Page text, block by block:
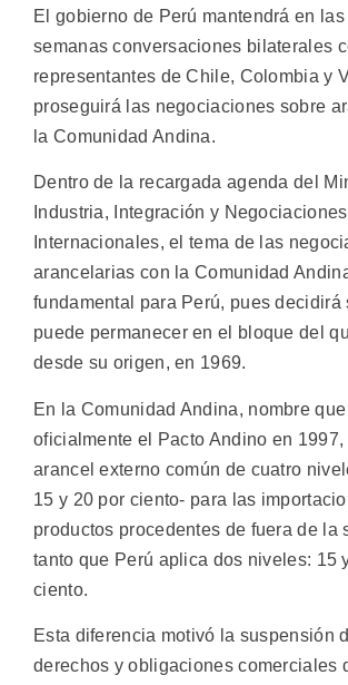
El gobierno de Perú mantendrá en
semanas conversaciones bilaterales
representantes de Chile, Colombia y
proseguirá las negociaciones sobre
la Comunidad Andina.
Dentro de la recargada agenda del
Industria, Integración y Negociaciones
Internacionales, el tema de las
arancelarias con la Comunidad
fundamental para Perú, pues decidirá
puede permanecer en el bloque del
desde su origen, en 1969.
En la Comunidad Andina, nombre
oficialmente el Pacto Andino en 1997,
arancel externo común de cuatro
15 y 20 por ciento- para las
productos procedentes de fuera de la
tanto que Perú aplica dos niveles: 15
ciento.
Esta diferencia motivó la suspensión
derechos y obligaciones comerciales